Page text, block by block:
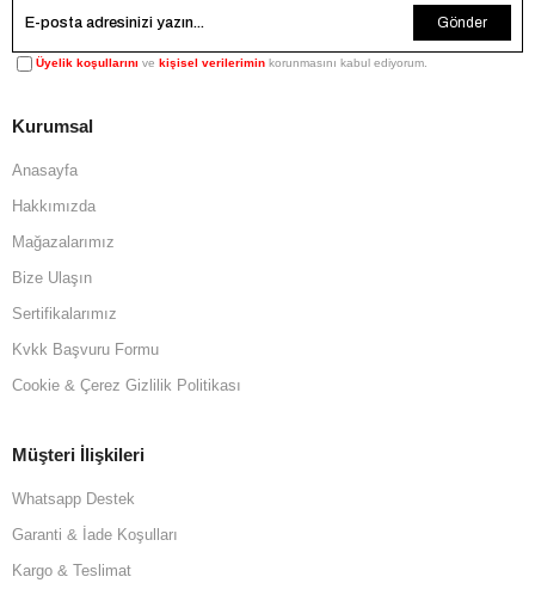
Gönder
Üyelik koşullarını ve kişisel verilerimin korunmasını kabul ediyorum.
Kurumsal
Anasayfa
Hakkımızda
Mağazalarımız
Bize Ulaşın
Sertifikalarımız
Kvkk Başvuru Formu
Cookie & Çerez Gizlilik Politikası
Müşteri İlişkileri
Whatsapp Destek
Garanti & İade Koşulları
Kargo & Teslimat